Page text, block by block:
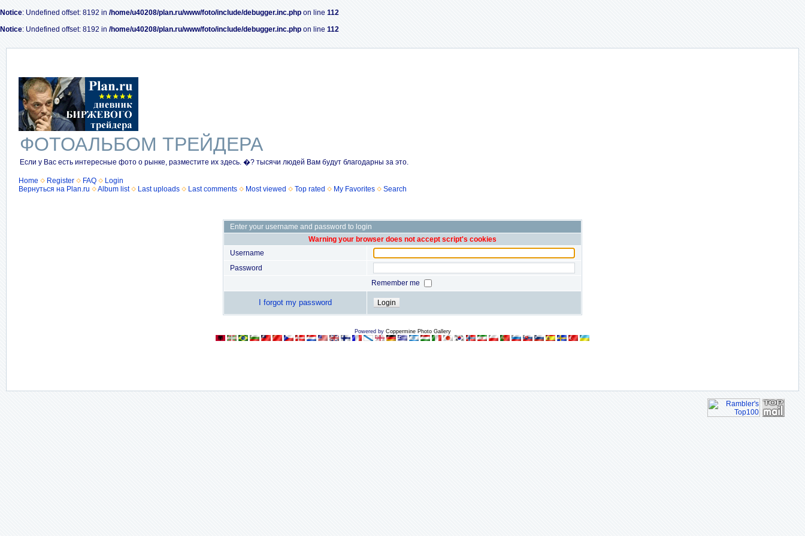
Notice: Undefined offset: 8192 in /home/u40208/plan.ru/www/foto/include/debugger.inc.php on line 112
Notice: Undefined offset: 8192 in /home/u40208/plan.ru/www/foto/include/debugger.inc.php on line 112
ФОТОАЛЬБОМ ТРЕЙДЕРА
Если у Вас есть интересные фото о рынке, разместите их здесь. �? тысячи людей Вам будут благодарны за это.
Home Register FAQ
Login
Вернуться на Plan.ru
Album list Last uploads Last comments Most viewed Top rated My Favorites Search
Enter your username and password to login
Warning your browser does not accept script's cookies
Username
Password
Remember me
I forgot my password
Powered by Coppermine Photo Gallery